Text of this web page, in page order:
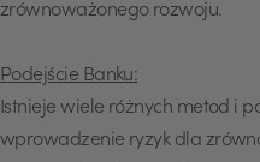
zrównoważonego rozwoju.
Podejście Banku:
Istnieje wiele różnych metod i
wprowadzenie ryzyk dla